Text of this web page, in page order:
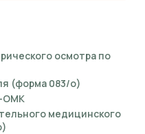
осмотра по
(форма 083/о)
ОМК
медицинского